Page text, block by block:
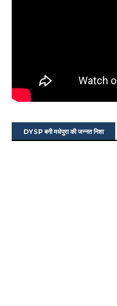
DYSP बनी मधेपुरा की जन्नत निशा